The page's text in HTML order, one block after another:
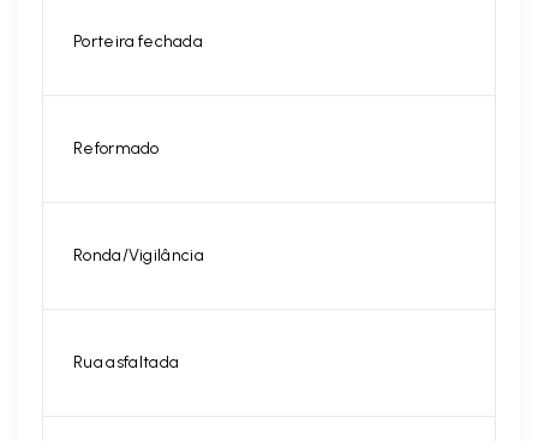
Porteira fechada
Reformado
Ronda/Vigilância
Rua asfaltada